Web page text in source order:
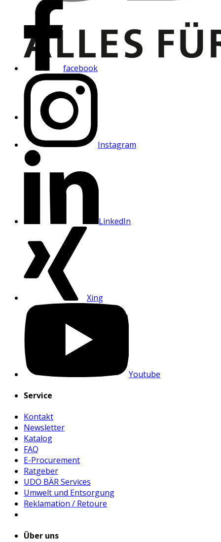
facebook
Instagram
LinkedIn
Xing
Youtube
Service
Kontakt
Newsletter
Katalog
FAQ
E-Procurement
Ratgeber
UDO BÄR Services
Umwelt und Entsorgung
Reklamation / Retoure
Über uns